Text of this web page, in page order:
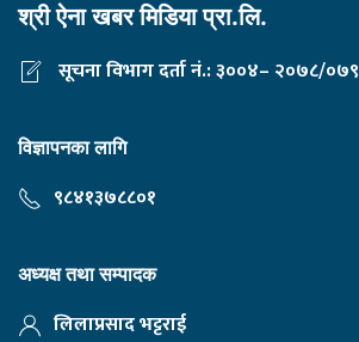
श्री ऐना खबर मिडिया प्रा.लि.
सूचना विभाग दर्ता नं.: ३००४– २०७८/०७९
विज्ञापनका लागि
९८४१३७८८०१
अध्यक्ष तथा सम्पादक
लिलाप्रसाद भट्टराई